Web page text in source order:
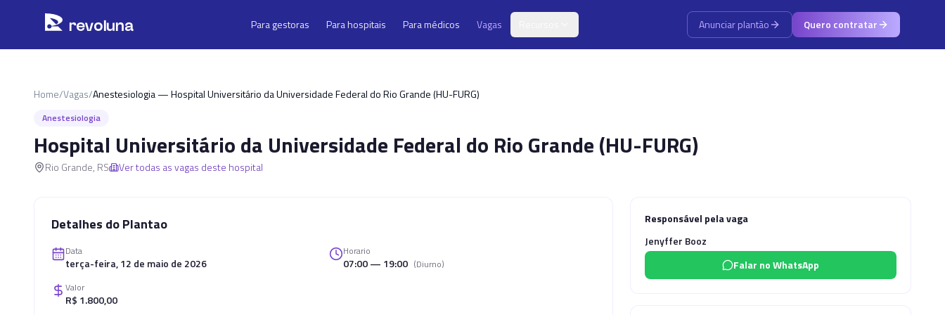
revoluna Para gestoras Para hospitais Para médicos Vagas Anunciar plantão Quero contratar
Home/Vagas/Anestesiologia — Hospital Universitário da Universidade Federal do Rio Grande (HU-FURG)
Anestesiologia
Hospital Universitário da Universidade Federal do Rio Grande (HU-FURG)
Rio Grande, RS Ver todas as vagas deste hospital
Detalhes do Plantao
Data
terça-feira, 12 de maio de 2026
Horario
07:00 — 19:00 (Diurno)
Valor
R$ 1.800,00
Responsável pela vaga
Jenyffer Booz
Falar no WhatsApp